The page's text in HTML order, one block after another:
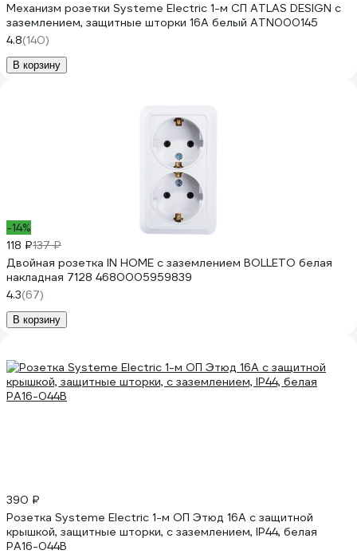
Механизм розетки Systeme Electric 1-м СП ATLAS DESIGN с
заземлением, защитные шторки 16А белый ATN000145
4.8(140)
В корзину
-14%
118 ₽137 ₽
Двойная розетка IN HOME с заземлением BOLLETO белая
накладная 7128 4680005959839
4.3(67)
В корзину
390 ₽
Розетка Systeme Electric 1-м ОП Этюд 16А с защитной
крышкой, защитные шторки, с заземлением, IP44, белая
PA16-044B